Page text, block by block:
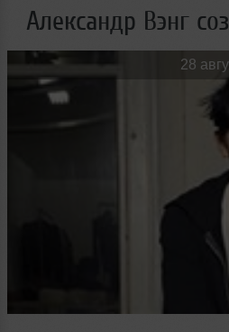
Танцевальные стили
Новые лица
Александр Вэнг
28